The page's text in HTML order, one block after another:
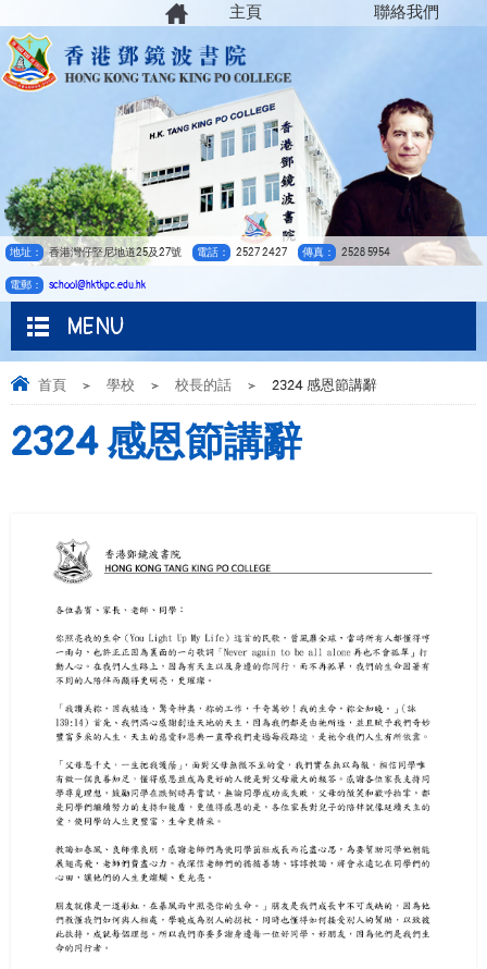
地址： 香港灣仔堅尼地道25及27號 電話： 2527 2427 傳真： 2528 5954
電郵： school@hktkpc.edu.hk
聯絡我們
主頁
MENU
首頁 > 學校 > 校長的話 > 2324 感恩節講辭
2324 感恩節講辭